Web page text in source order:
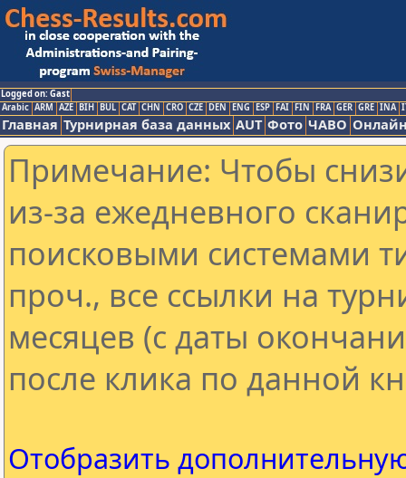
Logged on: Gast
Arabic ARM AZE BIH BUL CAT CHN CRO CZE DEN ENG ESP FAI FIN FRA GER GRE INA
Главная Турнирная база данных AUT Фото ЧАВО
Примечание: Чтобы
из-за ежедневного
поисковыми системами
проч., все ссылки на
месяцев (с даты
после клика по данной
Отобразить